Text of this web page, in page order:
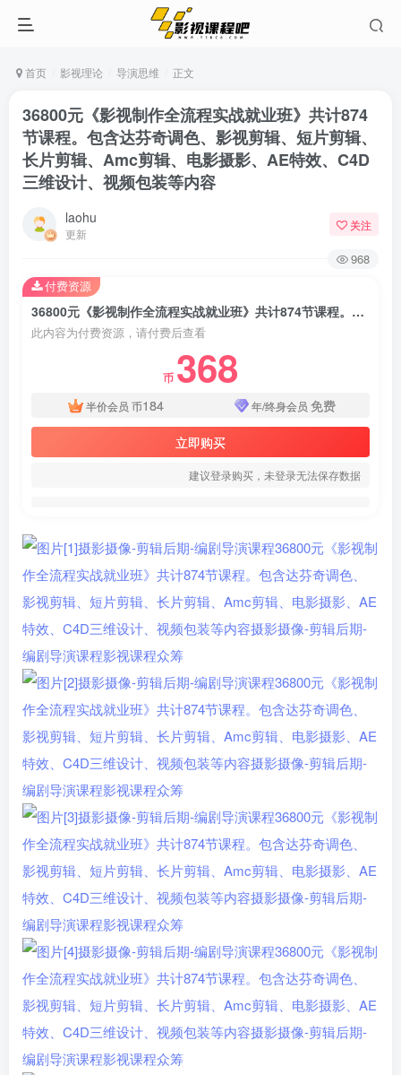
首页 影视理论 导演思维 正文
36800元《影视制作全流程实战就业班》共计874
节课程。包含达芬奇调色、影视剪辑、短片剪辑、
长片剪辑、Amc剪辑、电影摄影、AE特效、C4D
三维设计、视频包装等内容
laohu
更新
关注
968
36800元《影视制作全流程实战就业班》共计874节课程。包含达芬奇调色、影视剪辑、短片剪辑、长片剪辑、Amc剪辑、电影摄影、AE特效、C4D三维设计、视频包装等内容
此内容为付费资源，请付费后查看
币 368
半价会员 币184 年/终身会员 免费
立即购买
建议登录购买，未登录无法保存数据
付费资源